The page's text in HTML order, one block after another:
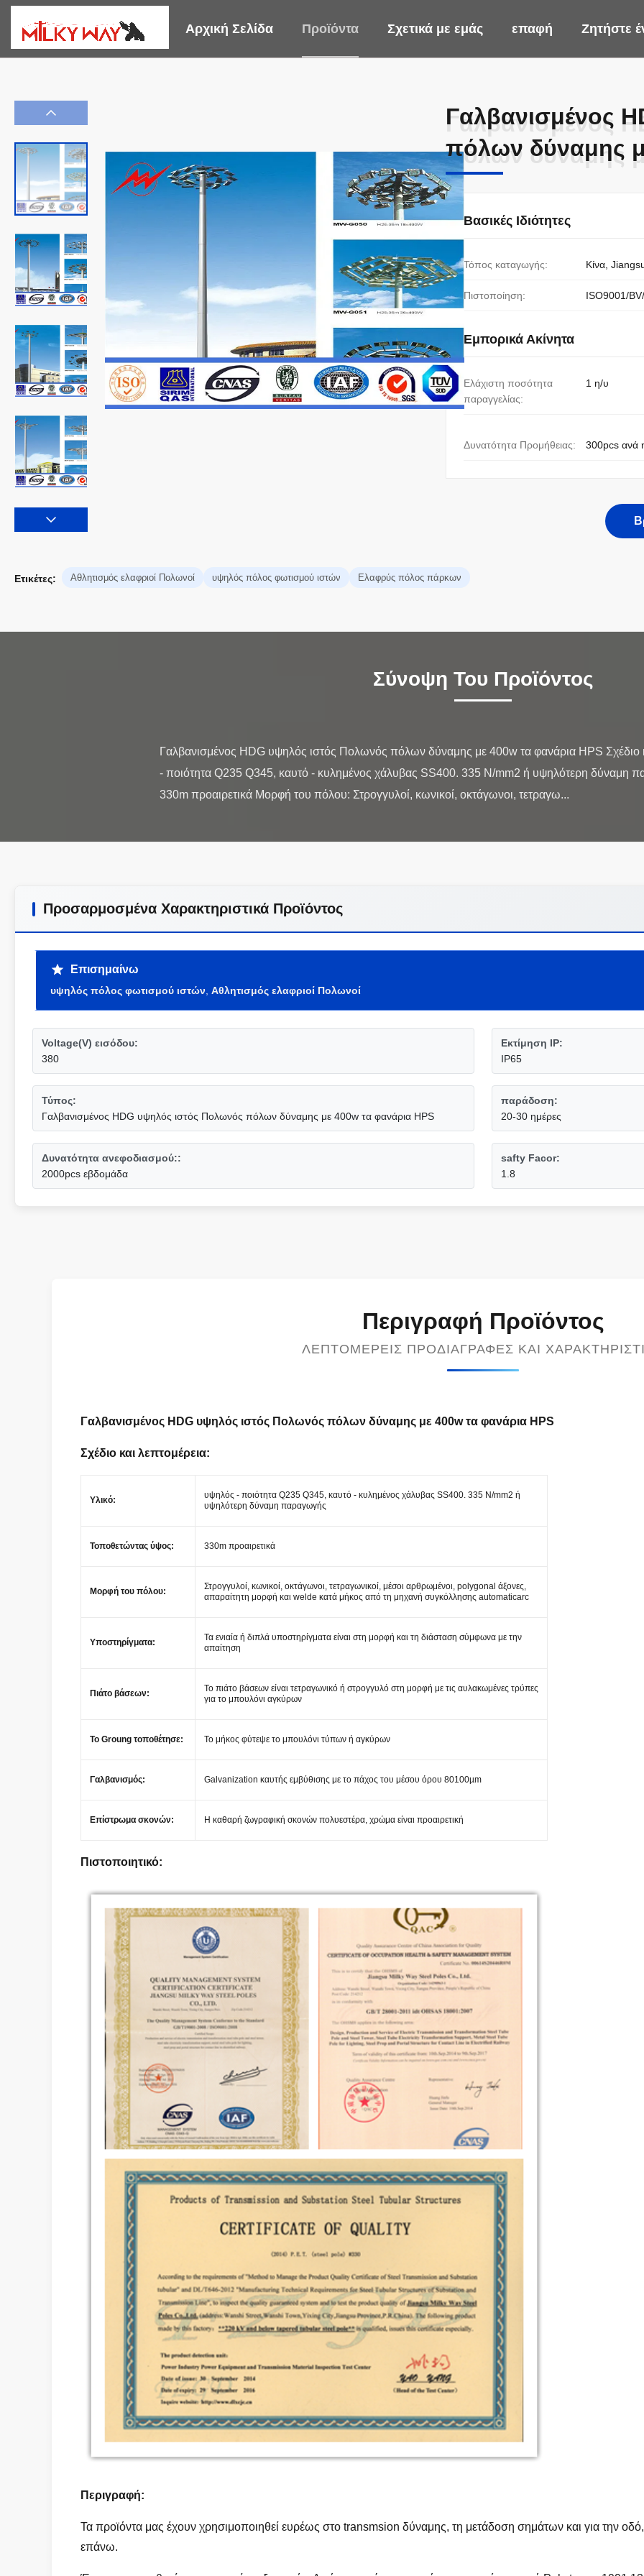
Αρχική Σελίδα Προϊόντα Σχετικά με εμάς επαφή Ζητήστε
Γαλβανισμένος
πόλων δύναμης
Γαλβανισμένος
πόλων δύναμης
Βασικές Ιδιότητες
Τόπος καταγωγής: Κίνα,
Πιστοποίηση: ISO9001/BV/
Εμπορικά Ακίνητα
Ελάχιστη ποσότητα
παραγγελίας:
1 η/υ
Δυνατότητα Προμήθειας: 300pcs ανά
Ετικέτες: Αθλητισμός ελαφριοί Πολωνοί υψηλός πόλος φωτισμού ιστών Ελαφρύς πόλος πάρκων
Σύνοψη Του Προϊόντος
Γαλβανισμένος HDG υψηλός ιστός Πολωνός πόλων δύναμης με 400w τα φανάρια HPS Σχέδιο
- ποιότητα Q235 Q345, καυτό - κυλημένος χάλυβας SS400. 335 N/mm2 ή υψηλότερη δύναμη
Προσαρμοσμένα Χαρακτηριστικά Προϊόντος
Επισημαίνω
υψηλός πόλος φωτισμού ιστών Αθλητισμός ελαφριοί Πολωνοί
Voltage(V) εισόδου:
380
Εκτίμηση IP:
IP65
Τύπος:
Γαλβανισμένος HDG υψηλός ιστός Πολωνός πόλων δύναμης με 400w τα φανάρια HPS
παράδοση:
20-30 ημέρες
Δυνατότητα ανεφοδιασμού::
2000pcs εβδομάδα
safty Facor:
1.8
Περιγραφή Προϊόντος
ΛΕΠΤΟΜΕΡΕΊΣ ΠΡΟΔΙΑΓΡΑΦΈΣ ΚΑΙ
Γαλβανισμένος HDG υψηλός ιστός Πολωνός πόλων δύναμης με 400w τα φανάρια HPS
Σχέδιο και λεπτομέρεια:
Υλικό:
υψηλός - ποιότητα Q235 Q345, καυτό - κυλημένος χάλυβας SS400. 335 N/mm2 ή
υψηλότερη δύναμη παραγωγής
Τοποθετώντας ύψος: 330m προαιρετικά
Μορφή του πόλου:
Στρογγυλοί, κωνικοί, οκτάγωνοι, τετραγωνικοί, μέσοι αρθρωμένοι, polygonal άξονες,
απαραίτητη μορφή και welde κατά μήκος από τη μηχανή συγκόλλησης automaticarc
Υποστηρίγματα:
Τα ενιαία ή διπλά υποστηρίγματα είναι στη μορφή και τη διάσταση σύμφωνα με την
απαίτηση
Πιάτο βάσεων:
Το πιάτο βάσεων είναι τετραγωνικό ή στρογγυλό στη μορφή με τις αυλακωμένες τρύπες
για το μπουλόνι αγκύρων
Το Groung τοποθέτησε: Το μήκος φύτεψε το μπουλόνι τύπων ή αγκύρων
Γαλβανισμός: Galvanization καυτής εμβύθισης με το πάχος του μέσου όρου 80100µm
Επίστρωμα σκονών: Η καθαρή ζωγραφική σκονών πολυεστέρα, χρώμα είναι προαιρετική
Πιστοποιητικό:
Περιγραφή:
Τα προϊόντα μας έχουν χρησιμοποιηθεί ευρέως στο transmsion δύναμης, τη μετάδοση σημάτων και για την
επάνω.